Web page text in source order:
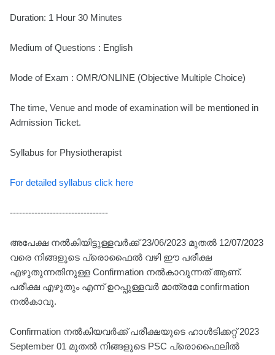
Duration: 1 Hour 30 Minutes
Medium of Questions : English
Mode of Exam : OMR/ONLINE (Objective Multiple Choice)
The time, Venue and mode of examination will be mentioned in
Admission Ticket.
Syllabus for Physiotherapist
For detailed syllabus click here
--------------------------------
അപേക്ഷ നൽകിയിട്ടുള്ളവർക്ക് 23/06/2023 മുതൽ 12/07/2023
വരെ നിങ്ങളുടെ പ്രൊഫൈൽ വഴി ഈ പരീക്ഷ
എഴുതുന്നതിനുള്ള Confirmation നൽകാവുന്നത് ആണ്.
പരീക്ഷ എഴുതും എന്ന് ഉറപ്പുള്ളവർ മാത്രമേ confirmation
നൽകാവൂ.
Confirmation നൽകിയവർക്ക് പരീക്ഷയുടെ ഹാൾടിക്കറ്റ് 2023
September 01 മുതൽ നിങ്ങളുടെ PSC പ്രൊഫൈലിൽ